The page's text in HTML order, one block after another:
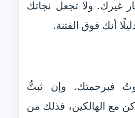
غيرك. ولا تجعل نجاتك
أنك فوق الفتنة.
فبرحمتك. وإن ثبتُّ
مع الهالكين، فذلك من